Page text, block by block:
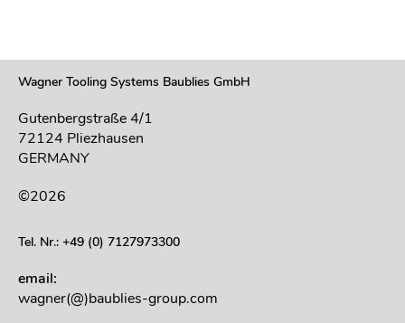
Wagner Tooling Systems Baublies GmbH
Gutenbergstraße 4/1
72124 Pliezhausen
GERMANY
©2026
Tel. Nr.: +49 (0) 7127973300
email:
wagner(@)baublies-group.com